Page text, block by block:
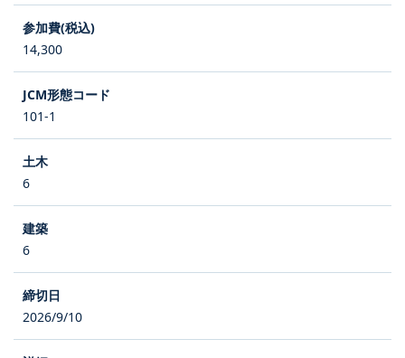
14,300
101-1
6
6
2026/9/10